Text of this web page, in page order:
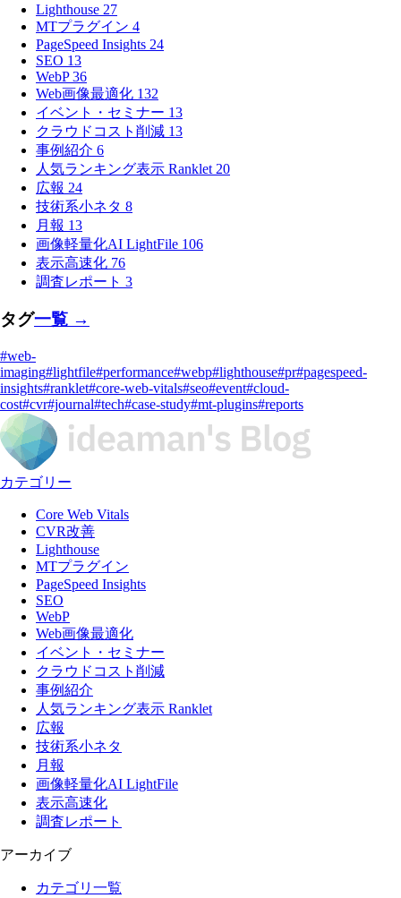
Lighthouse 27
MTプラグイン 4
PageSpeed Insights 24
SEO 13
WebP36
Web画像最適化 132
イベント・セミナー 13
クラウドコスト削減 13
事例紹介 6
人気ランキング表示 Ranklet 20
広報 24
技術系小ネタ 8
月報 13
画像軽量化AI LightFile 106
表示高速化 76
調査レポート 3
タグ一覧 →
#web-
imaging#lightfile#performance#webp#lighthouse#pr#pagespeed-
insights#ranklet#core-web-vitals#seo#event#cloud-
cost#cvr#journal#tech#case-study#mt-plugins#reports
カテゴリー
Core Web Vitals
CVR改善
Lighthouse
MTプラグイン
PageSpeed Insights
SEO
WebP
Web画像最適化
イベント・セミナー
クラウドコスト削減
事例紹介
人気ランキング表示 Ranklet
広報
技術系小ネタ
月報
画像軽量化AI LightFile
表示高速化
調査レポート
アーカイブ
カテゴリ一覧